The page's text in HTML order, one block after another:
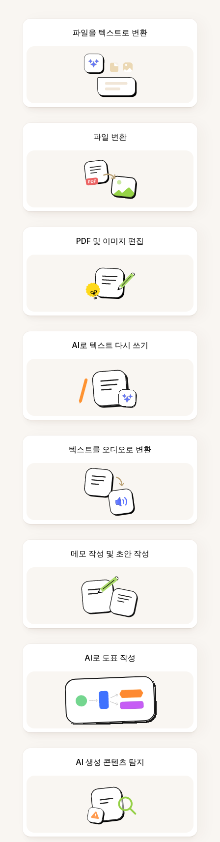
파일을 텍스트로 변환
파일 변환
PDF 및 이미지 편집
AI로 텍스트 다시 쓰기
텍스트를 오디오로 변환
메모 작성 및 초안 작성
AI로 도표 작성
AI 생성 콘텐츠 탐지